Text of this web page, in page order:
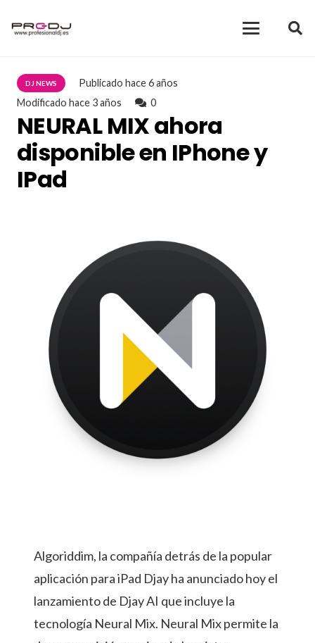
DJ NEWS Publicadohace 6 años
Modificado hace 3 años 0
NEURAL MIX ahora
disponible en IPhone y
IPad
Algoriddim, la compañía detrás de la popular
aplicación para iPad Djay ha anunciado hoy el
lanzamiento de Djay AI que incluye la
tecnología Neural Mix. Neural Mix permite la